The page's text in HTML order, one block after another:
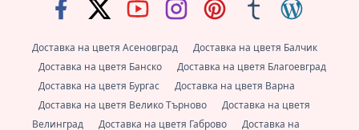
Доставка на цветя Асеновград
Доставка на цветя Балчик
Доставка на цветя Банско
Доставка на цветя Благоевград
Доставка на цветя Бургас
Доставка на цветя Варна
Доставка на цветя Велико Търново
Доставка на цветя
Велинград
Доставка на цветя Габрово
Доставка на